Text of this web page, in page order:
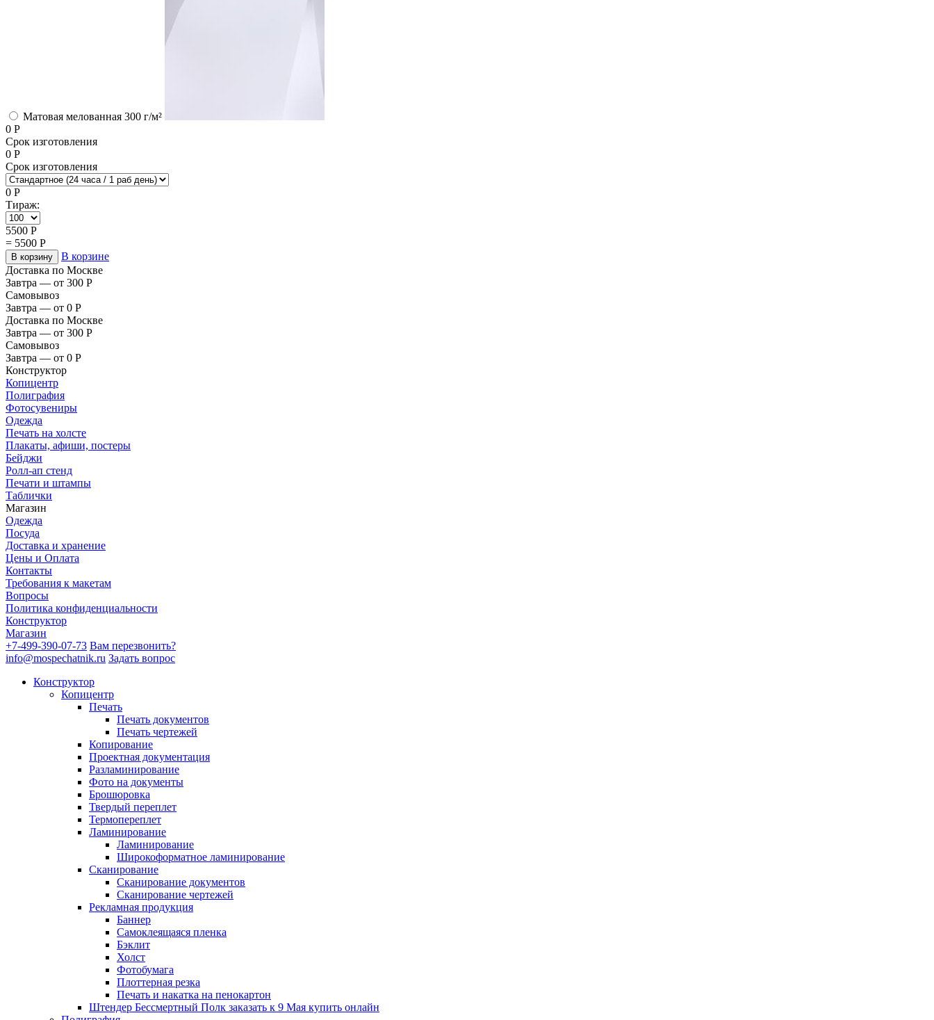
Матовая мелованная 300 г/м²
0 Р
Срок изготовления
0 Р
Срок изготовления
0 Р
Тираж:
5500 Р
= 5500 Р
В корзину
В корзине
Доставка по Москве
Завтра — от 300 Р
Самовывоз
Завтра — от 0 Р
Доставка по Москве
Завтра — от 300 Р
Самовывоз
Завтра — от 0 Р
Конструктор
Копицентр
Полиграфия
Фотосувениры
Одежда
Печать на холсте
Плакаты, афиши, постеры
Бейджи
Ролл-ап стенд
Печати и штампы
Таблички
Магазин
Одежда
Посуда
Доставка и хранение
Цены и Оплата
Контакты
Требования к макетам
Вопросы
Политика конфиденциальности
Конструктор
Магазин
+7-499-390-07-73 Вам перезвонить?
info@mospechatnik.ru Задать вопрос
Конструктор
Копицентр
Печать
Печать документов
Печать чертежей
Копирование
Проектная документация
Разламинирование
Фото на документы
Брошюровка
Твердый переплет
Термопереплет
Ламинирование
Ламинирование
Широкоформатное ламинирование
Сканирование
Сканирование документов
Сканирование чертежей
Рекламная продукция
Баннер
Самоклеящаяся пленка
Бэклит
Холст
Фотобумага
Плоттерная резка
Печать и накатка на пенокартон
Штендер Бессмертный Полк заказать к 9 Мая купить онлайн